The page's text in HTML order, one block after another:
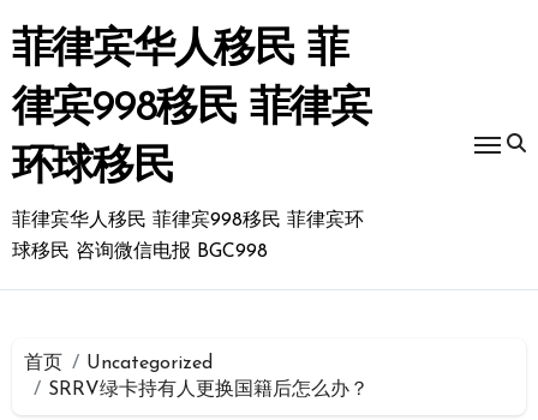
转
到
内
容
菲律宾华人移民 菲
律宾998移民 菲律宾
环球移民
菲律宾华人移民 菲律宾998移民 菲律宾环
球移民 咨询微信电报 BGC998
首页
Uncategorized
SRRV绿卡持有人更换国籍后怎么办？